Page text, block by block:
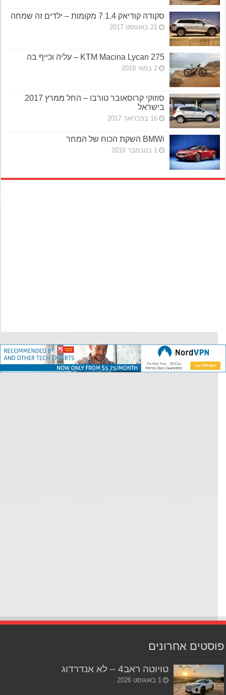
סקודה קודיאק 1.4 7 מקומות – ילדים זה שמחה
21 באוגוסט 2017
KTM Macina Lycan 275 – עליה וכייף בה
2 במאי 2018
סוזוקי קרוסאובר טורבו – החל ממרץ 2017
בישראל
16 בפברואר 2017
BMWi השקת הכוח של המחר
1 בנובמבר 2016
אחרונים
טויוטה ראב4 – לא אנדרדוג
1 באוגוסט 2026